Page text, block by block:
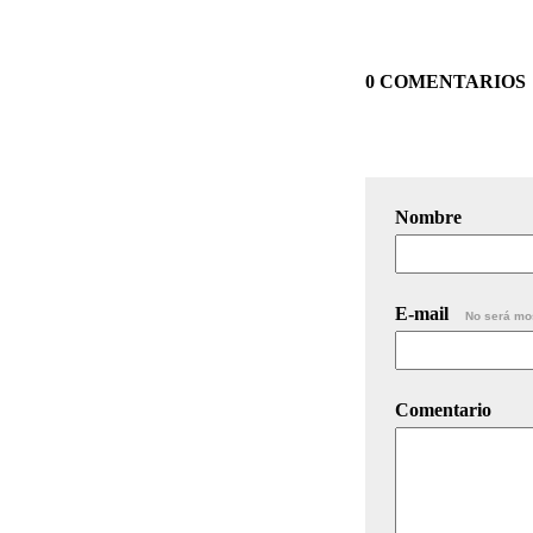
0 COMENTARIOS
Nombre
E-mail No será
Comentario